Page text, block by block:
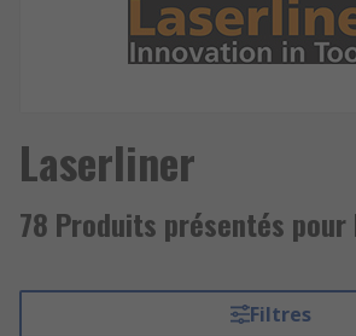
Laserliner
78 Produits présentés
Filtres